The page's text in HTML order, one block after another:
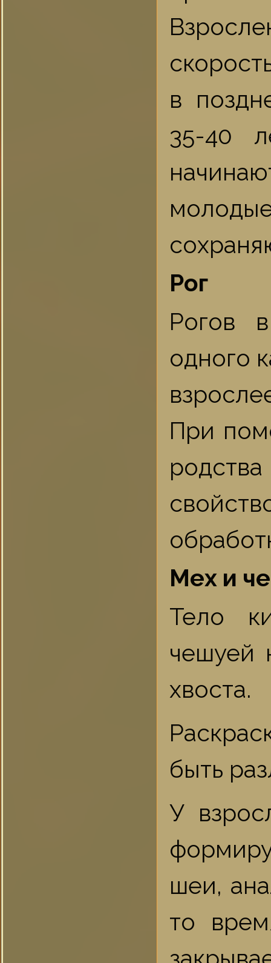
в
35-40
Рог
Рогов
одного
При
Мех и
Тело
чешуей
хвоста.
быть
У
шеи,
то